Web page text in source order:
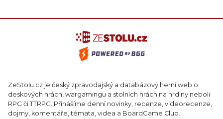
ZeStolu.cz je český zpravodajský a databázový herní web o
deskových hrách, wargamingu a stolních hrách na hrdiny neboli
RPG či TTRPG. Přinášíme denní novinky, recenze, videorecenze,
dojmy, komentáře, témata, videa a BoardGame Club.